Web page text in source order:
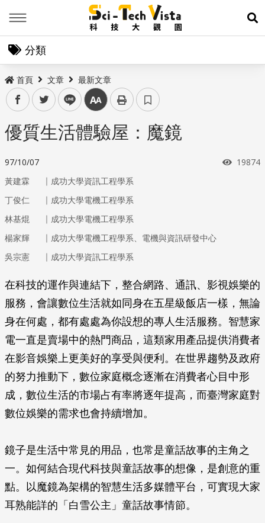
展
分類
首頁 文章 最新文章
facebooktwitter line 中
優質生活體驗屋：魔鏡
97/10/07 瀏覽次
19874
黃建霖 ｜ 成功大學資訊工程學系
丁俊仁
｜ 成功大學電機工程學系
林基焜
｜ 成功大學電機工程學系
楊家輝
｜ 成功大學電機工程學系、電機與資訊研發中心
吳宗憲
｜ 成功大學資訊工程學系
在科技的運作與連結下，整合網路、通訊、影視娛樂的
服務，會讓數位生活就如同身在五星級飯店一樣，無論
身在何處，都有處處為你設想的專人生活服務。智慧家
電一直是賣場中的熱門商品，這類家用產品提供消費者
在影音娛樂上更美好的享受與便利。在世界趨勢及政府
的努力推動下，數位家庭概念逐漸在消費者心目中形
成，數位生活的市場占有率將逐年提高，而臺灣家庭對
數位娛樂的需求也會持續增加。
鏡子是生活中常見的用品，也常是童話故事的主角之
一。如何結合現代科技與童話故事的想像，是創意的重
點。以魔鏡為架構的智慧生活多媒體平台，可實現大家
耳熟能詳的「白雪公主」童話故事情節。